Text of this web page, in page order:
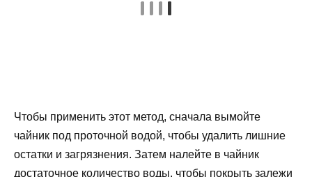
Чтобы применить этот метод, сначала вымойте
чайник под проточной водой, чтобы удалить лишние
остатки и загрязнения. Затем налейте в чайник
достаточное количество воды, чтобы покрыть залежи